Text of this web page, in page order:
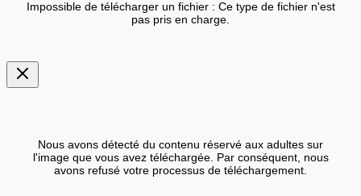
Impossible de télécharger un fichier : Ce type de fichier n'est
pas pris en charge.
Nous avons détecté du contenu réservé aux adultes sur
l'image que vous avez téléchargée. Par conséquent, nous
avons refusé votre processus de téléchargement.